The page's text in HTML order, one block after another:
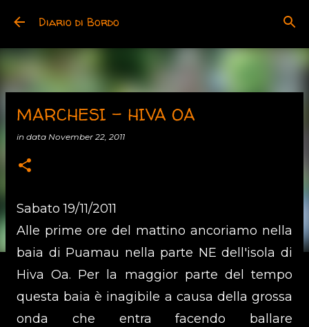
Skip to main content
Diario di Bordo
MARCHESI - HIVA OA
in data November 22, 2011
Sabato 19/11/2011
Alle prime ore del mattino ancoriamo nella
baia di Puamau nella parte NE dell'isola di
Hiva Oa. Per la maggior parte del tempo
questa baia è inagibile a causa della grossa
onda che entra facendo ballare